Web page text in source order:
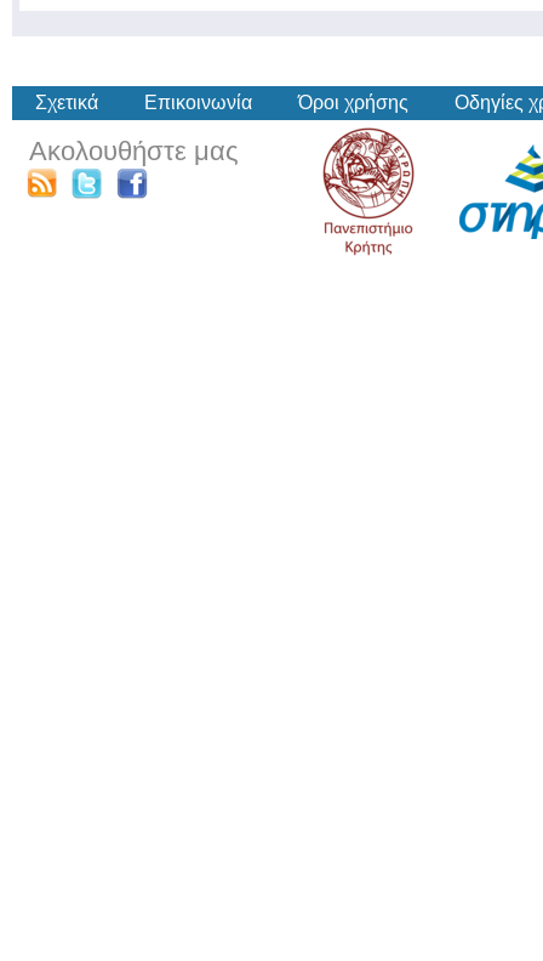
Σχετικά Επικοινωνία Όροι χρήσης Οδηγίες
Ακολουθήστε μας